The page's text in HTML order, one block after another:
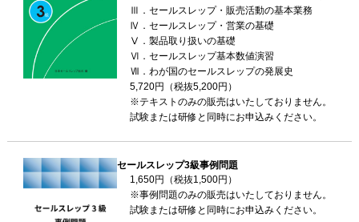
Ⅲ．セールスレップ・販売活動の基本業務
Ⅳ．セールスレップ・営業の基礎
Ⅴ．製品取り扱いの基礎
Ⅵ．セールスレップ基本数値演習
Ⅶ．わが国のセールスレップの発展史
5,720円（税抜5,200円）
※テキストのみの販売はいたしておりません。
試験または研修と同時にお申込みください。
セールスレップ3級事例問題
1,650円（税抜1,500円）
※事例問題のみの販売はいたしておりません。
試験または研修と同時にお申込みください。